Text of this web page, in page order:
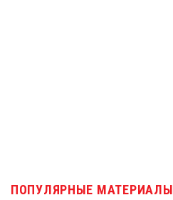
ПОПУЛЯРНЫЕ МАТЕРИАЛЫ